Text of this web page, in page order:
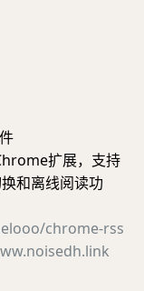
扩展，支持
和离线阅读功
chrome-rss